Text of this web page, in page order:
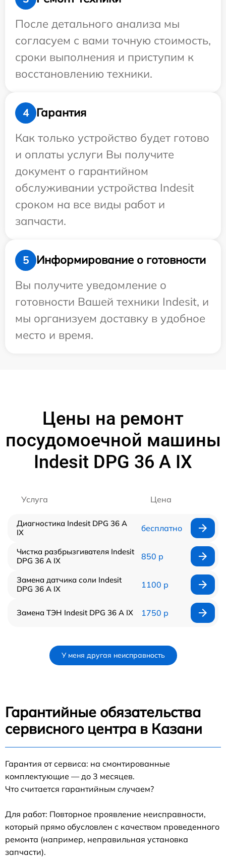
После детального анализа мы
согласуем с вами точную стоимость,
сроки выполнения и приступим к
восстановлению техники.
4
Гарантия
Как только устройство будет готово
и оплаты услуги Вы получите
документ о гарантийном
обслуживании устройства Indesit
сроком на все виды работ и
запчасти.
5
Информирование о готовности
Вы получите уведомление о
готовности Вашей техники Indesit, и
мы организуем доставку в удобное
место и время.
Цены на ремонт
посудомоечной машины
Indesit DPG 36 A IX
Услуга Цена
Диагностика Indesit DPG 36 A
IX
бесплатно
Чистка разбрызгивателя Indesit
DPG 36 A IX
850 р
Замена датчика соли Indesit
DPG 36 A IX
1100 р
Замена ТЭН Indesit DPG 36 A IX 1750 р
У меня другая неисправность
Гарантийные обязательства
сервисного центра в Казани
Гарантия от сервиса: на смонтированные
комплектующие — до 3 месяцев.
Что считается гарантийным случаем?
Для работ: Повторное проявление неисправности,
который прямо обусловлен с качеством проведенного
ремонта (например, неправильная установка
запчасти).